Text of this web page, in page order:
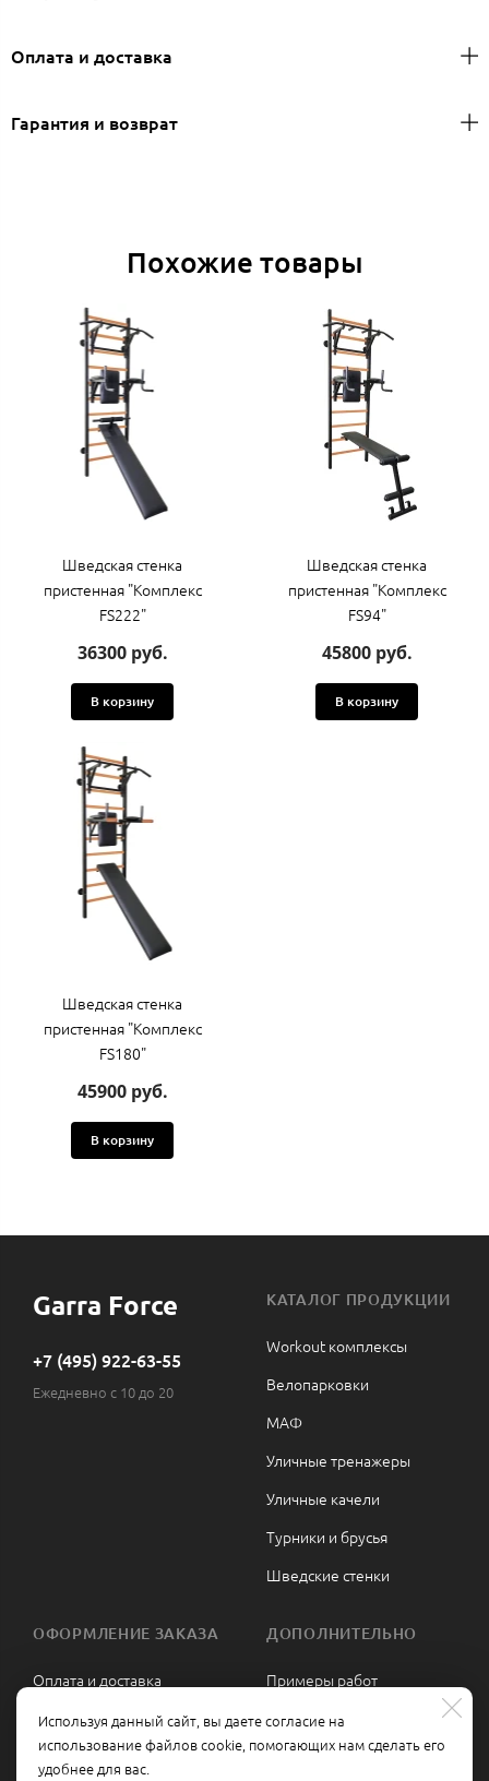
Используя данный сайт, вы даете согласие на
использование файлов cookie, помогающих нам сделать его
удобнее для вас.
Оплата и доставка
Гарантия и возврат
Похожие товары
Шведская стенка
пристенная "Комплекс
FS222"
36300 руб.
В корзину
Шведская стенка
пристенная "Комплекс
FS94"
45800 руб.
В корзину
Шведская стенка
пристенная "Комплекс
FS180"
45900 руб.
В корзину
Garra Force
+7 (495) 922-63-55
Ежедневно с 10 до 20
КАТАЛОГ ПРОДУКЦИИ
Workout комплексы
Велопарковки
МАФ
Уличные тренажеры
Уличные качели
Турники и брусья
Шведские стенки
ОФОРМЛЕНИЕ ЗАКАЗА
Оплата и доставка
Сборка и монтаж
Гарантии и возврат
ДОПОЛНИТЕЛЬНО
Примеры работ
Политика
конфиденциальности